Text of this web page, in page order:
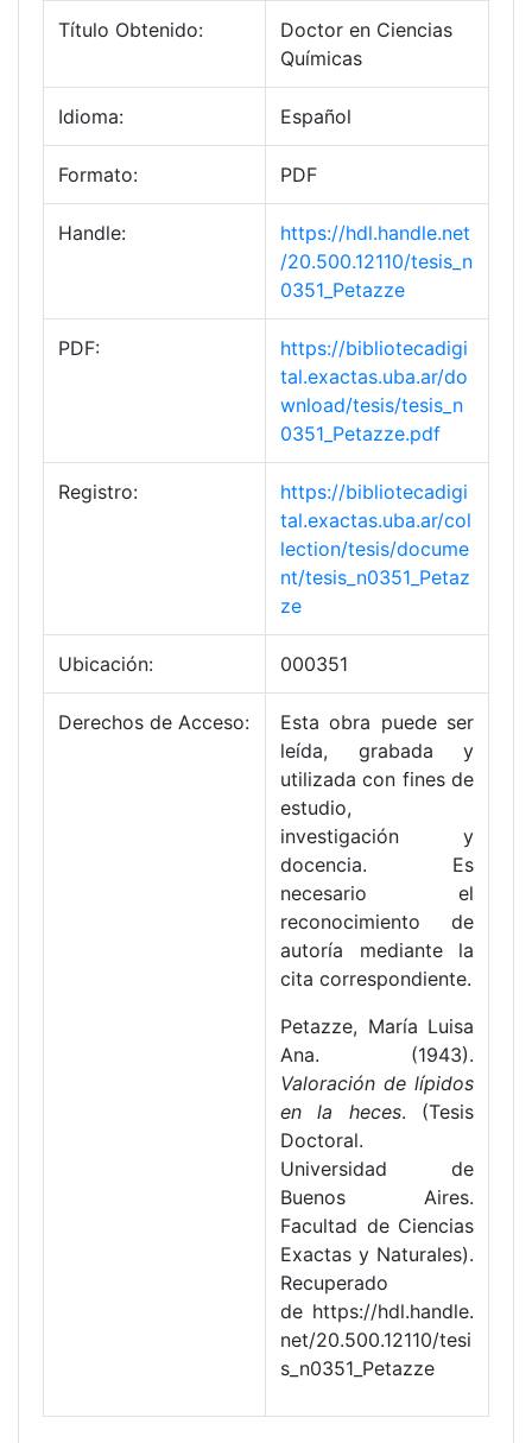
Título Obtenido:
Doctor en Ciencias
Químicas
Idioma: Español
Formato: PDF
Handle:
https://hdl.handle.net
/20.500.12110/tesis_n
0351_Petazze
PDF:
https://bibliotecadigi
tal.exactas.uba.ar/do
wnload/tesis/tesis_n
0351_Petazze.pdf
Registro:
https://bibliotecadigi
tal.exactas.uba.ar/col
lection/tesis/docume
nt/tesis_n0351_Petaz
ze
Ubicación: 000351
Derechos de Acceso:
Esta obra puede ser
leída, grabada y
utilizada con fines de
estudio,
investigación y
docencia. Es
necesario el
reconocimiento de
autoría mediante la
cita correspondiente.
Petazze, María Luisa
Ana. (1943).
Valoración de lípidos
en la heces. (Tesis
Doctoral.
Universidad de
Buenos Aires.
Facultad de Ciencias
Exactas y Naturales).
Recuperado
de https://hdl.handle.
net/20.500.12110/tesi
s_n0351_Petazze